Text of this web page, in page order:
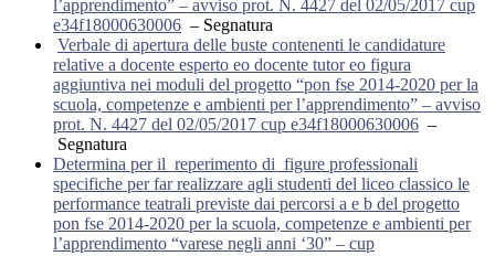
l’apprendimento” – avviso prot. N. 4427 del 02/05/2017 cup
e34f18000630006 – Segnatura
Verbale di apertura delle buste contenenti le candidature
relative a docente esperto eo docente tutor eo figura
aggiuntiva nei moduli del progetto “pon fse 2014-2020 per la
scuola, competenze e ambienti per l’apprendimento” – avviso
prot. N. 4427 del 02/05/2017 cup e34f18000630006 –
Segnatura
Determina per il reperimento di figure professionali
specifiche per far realizzare agli studenti del liceo classico le
performance teatrali previste dai percorsi a e b del progetto
pon fse 2014-2020 per la scuola, competenze e ambienti per
l’apprendimento “varese negli anni ‘30” – cup